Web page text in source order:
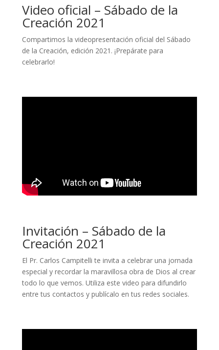
Video oficial – Sábado de la
Creación 2021
Compartimos la videopresentación oficial del Sábado
de la Creación, edición 2021. ¡Prepárate para
celebrarlo!
Invitación – Sábado de la
Creación 2021
El Pr. Carlos Campitelli te invita a celebrar una jornada
especial y recordar la maravillosa obra de Dios al crear
todo lo que vemos. Utiliza este video para difundirlo
entre tus contactos y publícalo en tus redes sociales.